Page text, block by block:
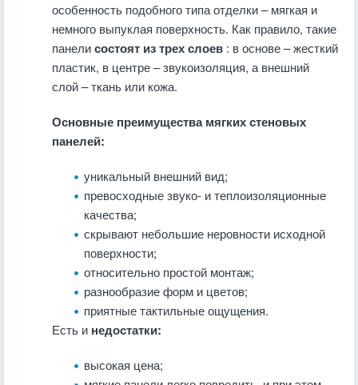
особенность подобного типа отделки – мягкая и
немного выпуклая поверхность. Как правило, такие
панелисостоят из трех слоев : в основе – жесткий
пластик, в центре – звукоизоляция, а внешний
слой – ткань или кожа.
Основные преимущества мягких стеновых
панелей:
уникальный внешний вид;
превосходные звуко- и теплоизоляционные
качества;
скрывают небольшие неровности исходной
поверхности;
относительно простой монтаж;
разнообразие форм и цветов;
приятные тактильные ощущения.
Есть и недостатки:
высокая цена;